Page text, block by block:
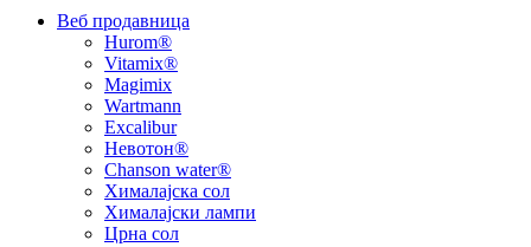
Веб продавница
Hurom®
Vitamix®
Magimix
Wartmann
Excalibur
Невотон®
Chanson water®
Хималајска сол
Хималајски лампи
Црна сол